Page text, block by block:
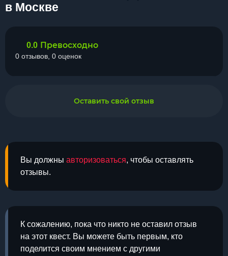
в Москве
Вы должны авторизоваться, чтобы оставлять
отзывы.
К сожалению, пока что никто не оставил отзыв
на этот квест. Вы можете быть первым, кто
поделится своим мнением с другими
0.0 Превосходно
0 отзывов, 0 оценок
Оставить свой отзыв